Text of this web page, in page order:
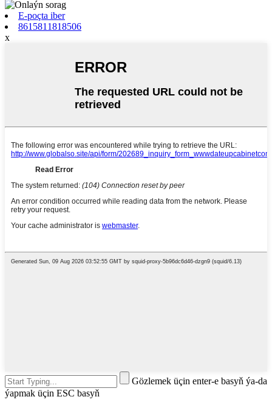
E-poçta iber
8615811818506
x
Gözlemek üçin enter-e basyň ýa-da
ýapmak üçin ESC basyň